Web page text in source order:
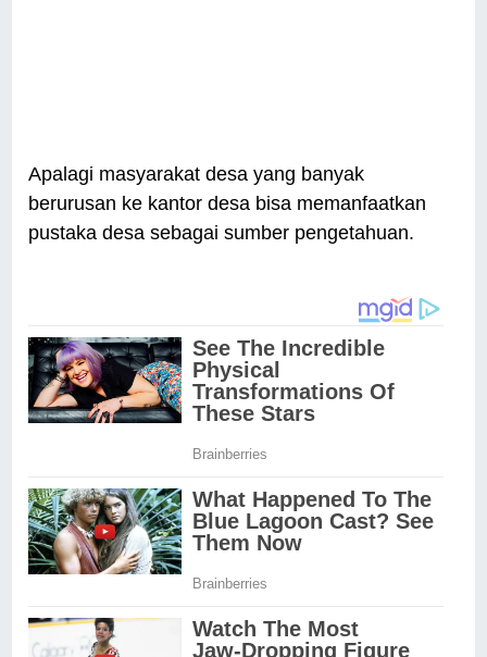
Apalagi masyarakat desa yang banyak
berurusan ke kantor desa bisa memanfaatkan
pustaka desa sebagai sumber pengetahuan.